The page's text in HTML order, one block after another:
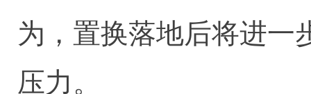
为，置换落地后将进一
压力。